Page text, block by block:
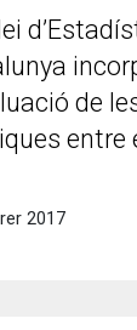
de
entre
2017